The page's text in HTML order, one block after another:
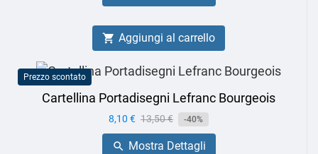
 Aggiungi al carrello
Prezzo scontato
Cartellina Portadisegni Lefranc Bourgeois
Prezzo
8,10 € Prezzo
base
13,50 € -40%
 Mostra Dettagli